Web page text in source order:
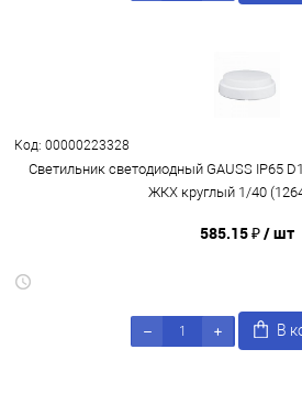
Код: 00000223328
Светильник светодиодный GAUSS IP65
ЖКХ круглый 1/40
585.15 ₽/ шт
В